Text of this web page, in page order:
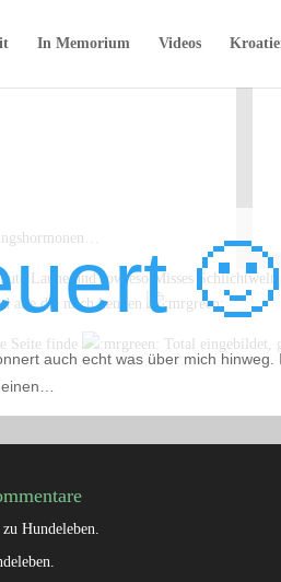
In Memorium Videos
🙂
auch echt was über mich hinweg.
Laune und sowieso Misses
alle die mich kennen
Seite finde Total eingebildet,
Hundeleben.